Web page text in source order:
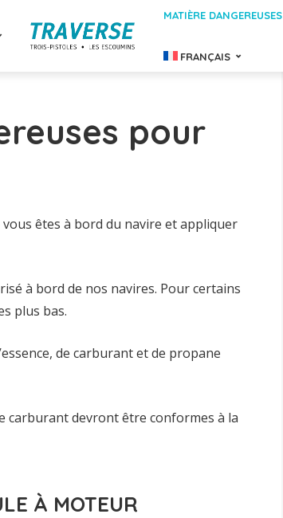
MATIÈRE DANGEREUSES
FRANÇAIS
pour
êtes à bord du navire et appliquer
à bord de nos navires. Pour certains
plus bas.
de carburant et de propane
carburant devront être conformes à la
À MOTEUR